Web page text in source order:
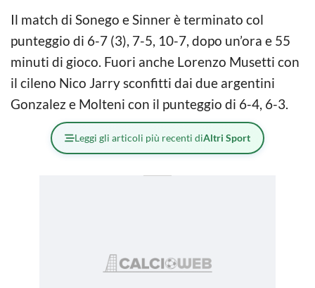
Il match di Sonego e Sinner è terminato col
punteggio di 6-7 (3), 7-5, 10-7, dopo un’ora e 55
minuti di gioco. Fuori anche Lorenzo Musetti con
il cileno Nico Jarry sconfitti dai due argentini
Gonzalez e Molteni con il punteggio di 6-4, 6-3.
Leggi gli articoli più recenti diAltri Sport